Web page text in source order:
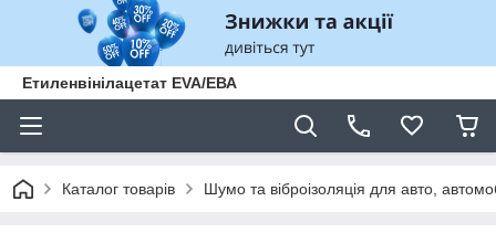
Етиленвінілацетат EVA/ЕВА
Каталог товарів Шумо та віброізоляція для авто,